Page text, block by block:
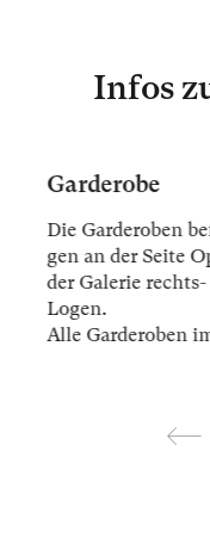
Infos
Garderobe
Die Gar­der­oben
gen an der Sei­te
der Ga­le­rie
Lo­gen.
Alle Gar­der­oben